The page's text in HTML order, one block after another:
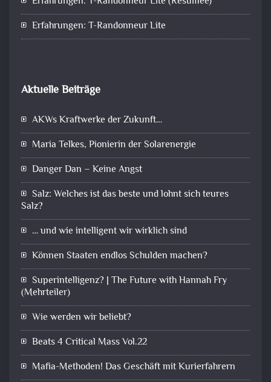
Erfahrungen: T-Randonneur Lite
Aktuelle Beiträge
AKWs Kraftwerke der Zukunft…
Maria Telkes, Pionierin der Solarenergie
Danger Dan – Keine Angst
Salz: Welches ist das beste und lohnt sich teures
Salz?
… und wie intelligent wir wirklich sind
Können Staaten endlos Schulden machen?
Superintelligenz? | The Future with Hannah Fry
(Mehrteiler)
Wie werden wir beliebt?
Beats 4 Critical Mass Vol.22
Mafia-Methoden! Das Geschäft mit Kurierfahrern